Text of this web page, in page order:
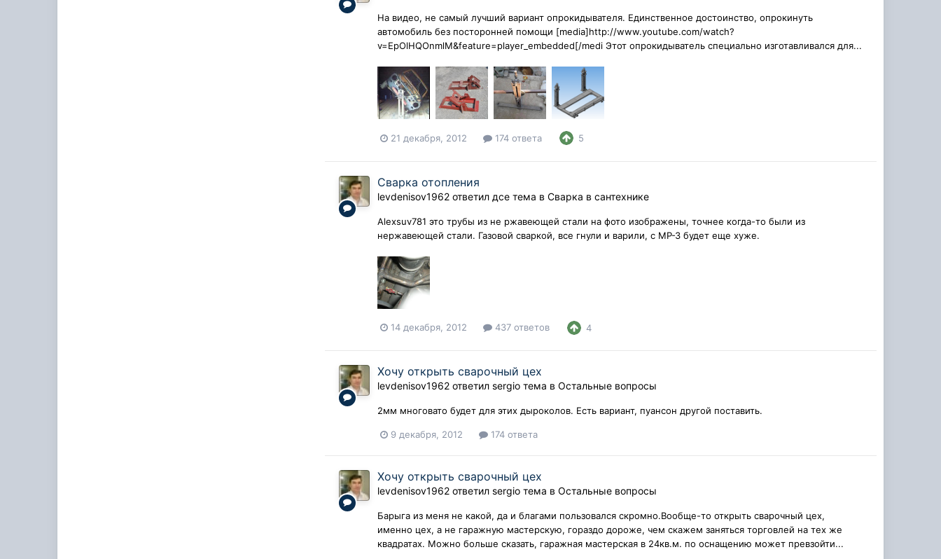
На видео, не самый лучший вариант опрокидывателя. Единственное достоинство, опрокинуть
автомобиль без посторонней помощи [media]http://www.youtube.com/watch?
v=EpOlHQOnmlM&feature=player_embedded[/medi Этот опрокидыватель специально изготавливался для...
21 декабря, 2012 174 ответа 5
Сварка отопления
levdenisov1962 ответил дсе тема вСварка в сантехнике
Alexsuv781 это трубы из не ржавеющей стали на фото изображены, точнее когда-то были из
нержавеющей стали. Газовой сваркой, все гнули и варили, с МР-З будет еще хуже.
14 декабря, 2012 437 ответов 4
Хочу открыть сварочный цех
levdenisov1962 ответилsergio тема вОстальные вопросы
2мм многовато будет для этих дыроколов. Есть вариант, пуансон другой поставить.
9 декабря, 2012 174 ответа
Хочу открыть сварочный цех
levdenisov1962 ответилsergio тема вОстальные вопросы
Барыга из меня не какой, да и благами пользовался скромно.Вообще-то открыть сварочный цех,
именно цех, а не гаражную мастерскую, гораздо дороже, чем скажем заняться торговлей на тех же
квадратах. Можно больше сказать, гаражная мастерская в 24кв.м. по оснащению может превзойти...